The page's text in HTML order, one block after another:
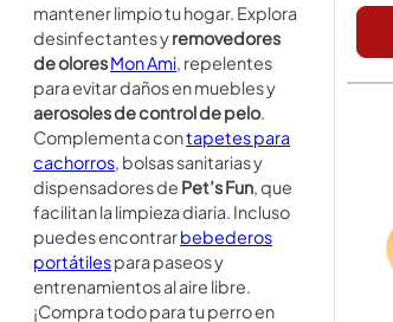
mantener limpio tu hogar. Explora
desinfectantes yremovedores
de oloresMon Ami, repelentes
para evitar daños en muebles y
aerosoles de control de pelo.
Complementa contapetes para
cachorros, bolsas sanitarias y
dispensadores de Pet’s Fun, que
facilitan la limpieza diaria. Incluso
puedes encontrarbebederos
portátilespara paseos y
entrenamientos al aire libre.
¡Compra todo para tu perro en